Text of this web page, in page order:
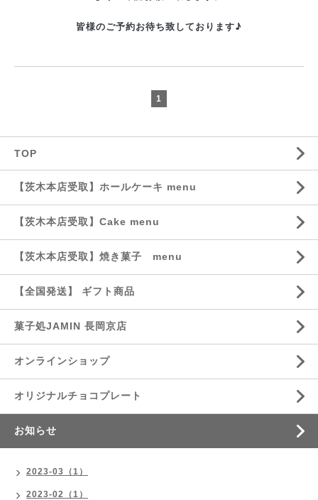
皆様のご予約お待ち致しております♪
1
TOP
【茨木本店受取】ホールケーキ menu
【茨木本店受取】Cake menu
【茨木本店受取】焼き菓子 menu
【全国発送】 ギフト商品
菓子処JAMIN 長岡京店
オンラインショップ
オリジナルチョコプレート
お知らせ
2023-03（1）
2023-02（1）